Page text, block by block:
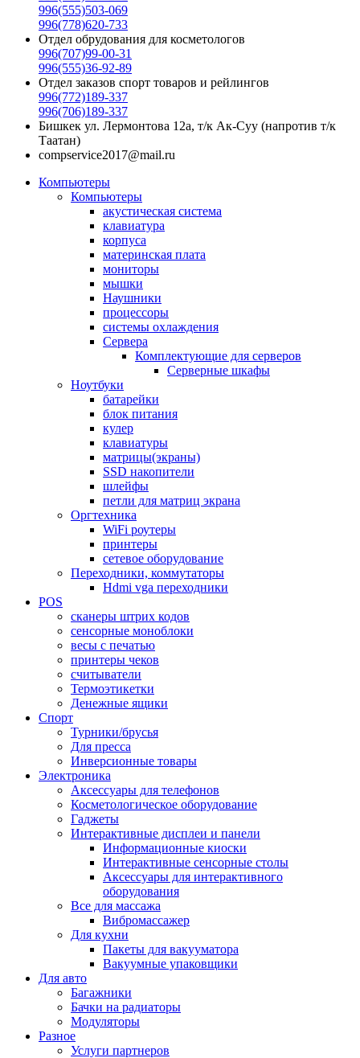
996(555)503-069
996(778)620-733
Отдел обрудования для косметологов
996(707)99-00-31
996(555)36-92-89
Отдел заказов спорт товаров и рейлингов
996(772)189-337
996(706)189-337
Бишкек ул. Лермонтова 12а, т/к Ак-Суу (напротив т/к
Таатан)
compservice2017@mail.ru
Компьютеры
Компьютеры
акустическая система
клавиатура
корпуса
материнская плата
мониторы
мышки
Наушники
процессоры
системы охлаждения
Сервера
Комплектующие для серверов
Серверные шкафы
Ноутбуки
батарейки
блок питания
кулер
клавиатуры
матрицы(экраны)
SSD накопители
шлейфы
петли для матриц экрана
Оргтехника
WiFi роутеры
принтеры
сетевое оборудование
Переходники, коммутаторы
Hdmi vga переходники
POS
сканеры штрих кодов
сенсорные моноблоки
весы с печатью
принтеры чеков
считыватели
Термоэтикетки
Денежные ящики
Спорт
Турники/брусья
Для пресса
Инверсионные товары
Электроника
Аксессуары для телефонов
Косметологическое оборудование
Гаджеты
Интерактивные дисплеи и панели
Информационные киоски
Интерактивные сенсорные столы
Аксессуары для интерактивного
оборудования
Все для массажа
Вибромассажер
Для кухни
Пакеты для вакууматора
Вакуумные упаковщики
Для авто
Багажники
Бачки на радиаторы
Модуляторы
Разное
Услуги партнеров